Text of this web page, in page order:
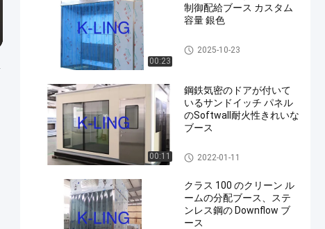
00:23
制御配給ブース カスタム
容量 銀色
分配ブース
2025-10-23
00:11
鋼鉄気密のドアが付いて
いるサンドイッチ パネル
のSoftwall耐火性きれいな
ブース
Softwall のクリーン ルーム
2022-01-11
クラス 100 のクリーン ル
ームの分配ブース、ステ
ンレス鋼の Downflow ブ
ース